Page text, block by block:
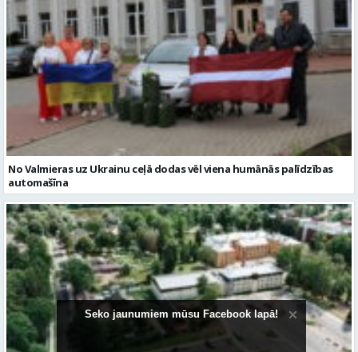
No Valmieras uz Ukrainu ceļā dodas vēl viena humānās palīdzības
automašīna
Seko jaunumiem mūsu Facebook lapā!